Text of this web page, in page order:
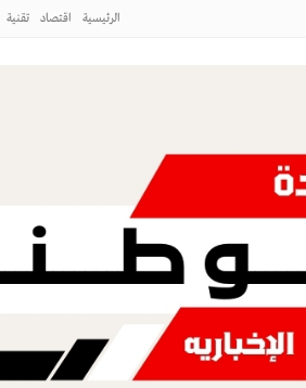
،، نريد أن نفهم ونعى
الرئيسية اقتصاد تقنية